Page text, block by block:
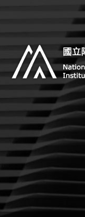
National
Institute of